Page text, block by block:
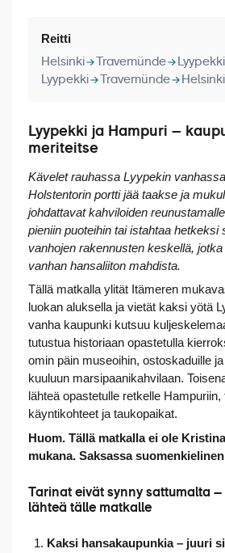
Reitti
Helsinki Travemünde Lyypekki
Lyypekki
Travemünde Helsinki
Lyypekki ja Hampuri –
meriteitse
Kävelet rauhassa Lyypekin
Holstentorin portti jää taakse ja
johdattavat kahviloiden
pieniin puoteihin tai istahtaa hetkeksi
vanhojen rakennusten keskellä,
vanhan hansaliiton mahdista.
Tällä matkalla ylität Itämeren
luokan aluksella ja vietät kaksi yötä
vanha kaupunki kutsuu
tutustua historiaan opastetulla
omin päin museoihin, ostoskaduille
kuuluun marsipaanikahvilaan.
lähteä opastetulle retkelle
käyntikohteet ja taukopaikat.
Huom. Tällä matkalla ei ole
mukana. Saksassa
Tarinat eivät synny sattumalta
lähteä tälle matkalle
Kaksi hansakaupunkia – juuri